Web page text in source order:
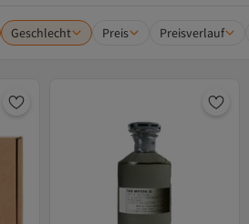
Geschlecht Preis Preisverlauf